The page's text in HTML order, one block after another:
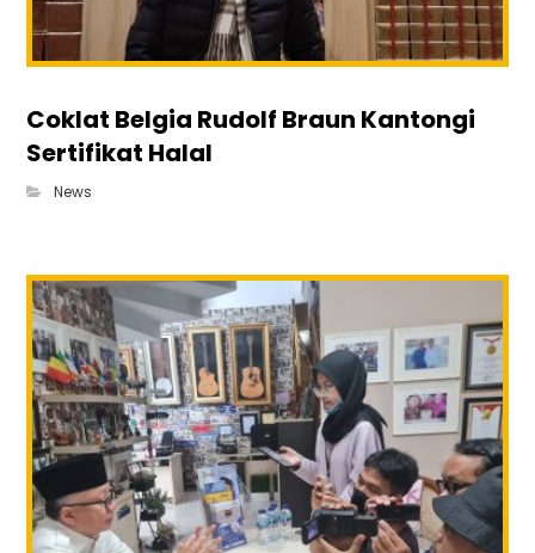
Coklat Belgia Rudolf Braun Kantongi
Sertifikat Halal
News